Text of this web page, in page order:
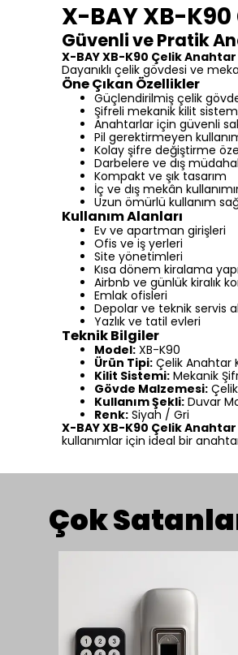
X-BAY XB-
Güvenli ve Pratik
X-BAY XB-K90 Çelik
Dayanıklı çelik gövdesi ve
Öne Çıkan Özellikler
Güçlendirilmiş çelik gövde
Şifreli mekanik kilit
Anahtarlar için güvenli
Pil gerektirmeyen
Kolay şifre değiştirme
Darbelere ve dış
Kompakt ve şık tasarım
İç ve dış mekân
Uzun ömürlü kullanım
Kullanım Alanları
Ev ve apartman girişleri
Ofis ve iş yerleri
Site yönetimleri
Kısa dönem kiralama
Airbnb ve günlük kiralık
Emlak ofisleri
Depolar ve teknik servis
Yazlık ve tatil evleri
Teknik Bilgiler
Model: XB-K90
Ürün Tipi: Çelik Anahtar
Kilit Sistemi: Mekanik
Gövde Malzemesi: Çelik
Kullanım Şekli: Duvar
Renk: Siyah / Gri
X-BAY XB-K90 Çelik
kullanımlar için ideal bir
Çok